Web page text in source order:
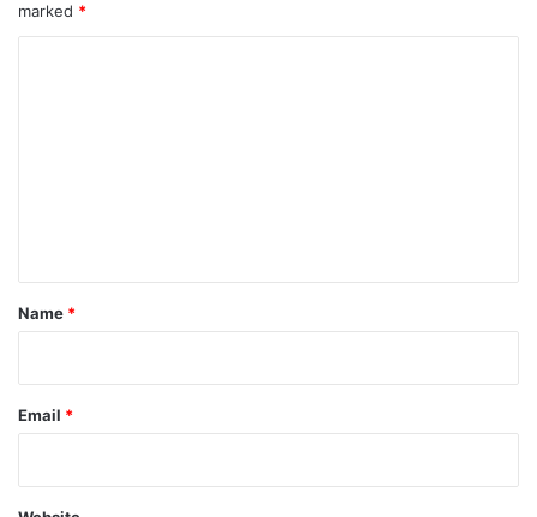
marked *
*
Name *
Email *